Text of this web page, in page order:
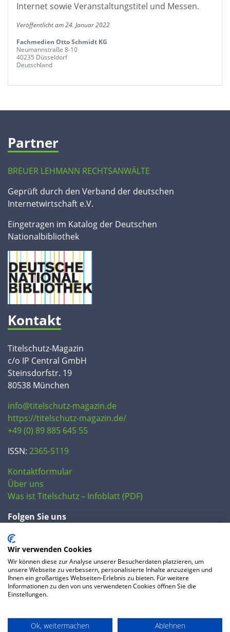
Internet sowie Veranstaltungstitel und Messen.
Veröffentlicht am 24. Januar 2022
Fachmedien Otto Schmidt KG
Neumannstraße 8-10
40235 Düsseldorf
Deutschland
Partner
BREUER LEHMANN RECHTSANWÄLTE
Geprüft durch den Verband der deutschen
Internetwirtschaft e.V.
Eingetragen im Katalog der Deutschen
Nationalbibliothek
Kontakt
Titelschutz-Magazin
c/o IP Central GmbH
Steinsdorfstr. 19
80538 München
info@titelschutz-magazin.de
https://titelschutz-magazin.de/
+49 (0) 89 885 645 55
ISSN: 2365-5119
Kontaktformular
Über uns
Was ist Titelschutz – Infoblatt (PDF)
Folgen Sie uns
FAQ
Datenschutzerklärung AGB Preise
Wir verwenden Cookies
Wir können diese zur Analyse unserer Besucherdaten platzieren, um
unsere Webseite zu verbessern, personalisierte Inhalte anzuzeigen und
Ihnen ein großartiges Webseiten-Erlebnis zu bieten. Für weitere
Informationen zu den von uns verwendeten Cookies öffnen Sie die
Einstellungen.
Ok, weitermachen Ablehnen